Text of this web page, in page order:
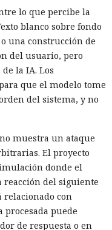
lo que percibe la
blanco sobre fondo
una construcción de
del usuario, pero
la IA. Los
que el modelo tome
del sistema, y no
muestra un ataque
El proyecto
donde el
reacción del siguiente
relacionado con
procesada puede
de respuesta o en